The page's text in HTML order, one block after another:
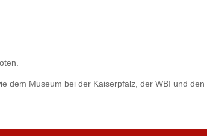
Museum bei der Kaiserpfalz, der WBI und den